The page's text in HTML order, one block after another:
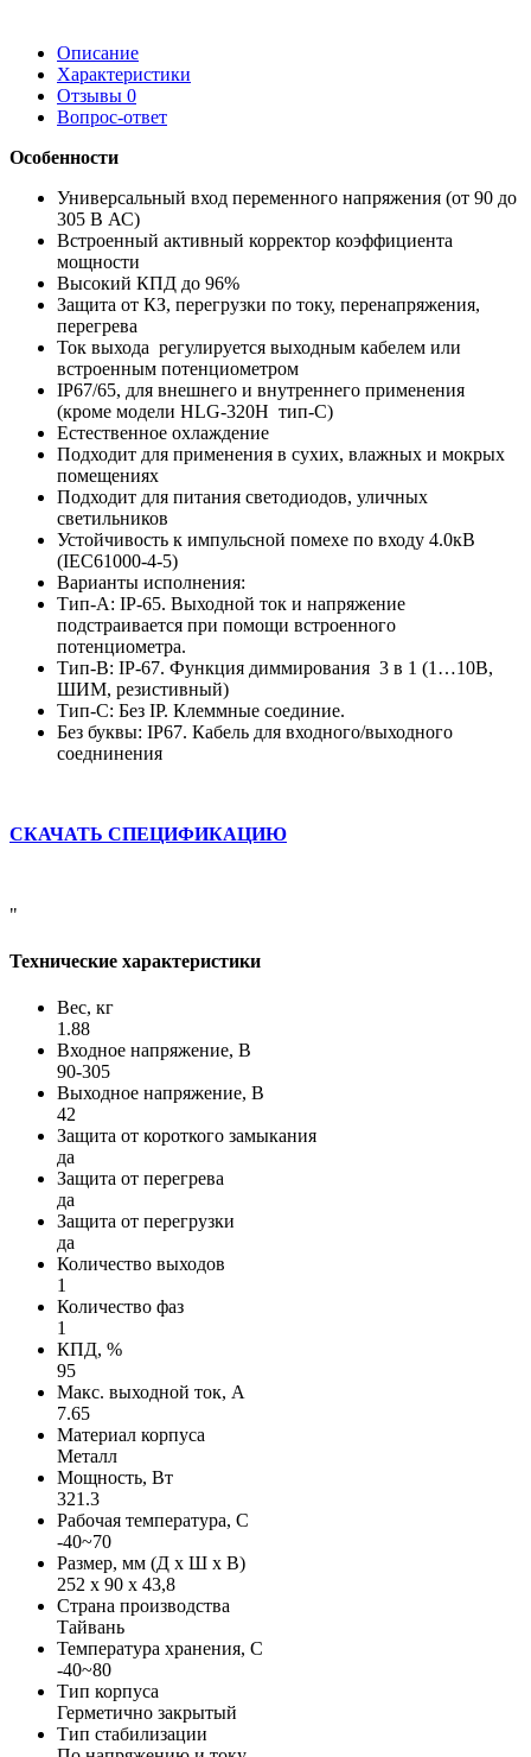
Описание
Характеристики
Отзывы 0
Вопрос-ответ
Особенности
Универсальный вход переменного напряжения (от 90 до
305 В АС)
Встроенный активный корректор коэффициента
мощности
Высокий КПД до 96%
Защита от КЗ, перегрузки по току, перенапряжения,
перегрева
Ток выхода регулируется выходным кабелем или
встроенным потенциометром
IP67/65, для внешнего и внутреннего применения
(кроме модели HLG-320H тип-С)
Естественное охлаждение
Подходит для применения в сухих, влажных и мокрых
помещениях
Подходит для питания светодиодов, уличных
светильников
Устойчивость к импульсной помехе по входу 4.0кВ
(IEC61000-4-5)
Варианты исполнения:
Тип-А: IP-65. Выходной ток и напряжение
подстраивается при помощи встроенного
потенциометра.
Тип-B: IP-67. Функция диммирования 3 в 1 (1…10В,
ШИМ, резистивный)
Тип-С: Без IP. Клеммные соединие.
Без буквы: IP67. Кабель для входного/выходного
соеднинения
СКАЧАТЬ СПЕЦИФИКАЦИЮ
"
Технические характеристики
Вес, кг
1.88
Входное напряжение, В
90-305
Выходное напряжение, В
42
Защита от короткого замыкания
да
Защита от перегрева
да
Защита от перегрузки
да
Количество выходов
1
Количество фаз
1
КПД, %
95
Макс. выходной ток, А
7.65
Материал корпуса
Металл
Мощность, Вт
321.3
Рабочая температура, С
-40~70
Размер, мм (Д х Ш х В)
252 х 90 х 43,8
Страна производства
Тайвань
Температура хранения, С
-40~80
Тип корпуса
Герметично закрытый
Тип стабилизации